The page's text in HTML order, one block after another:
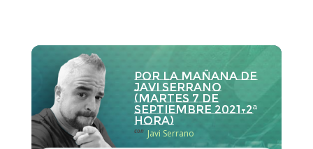
Por la Mañana de
Javi Serrano
(martes 7 de
septiembre 2021-2ª
hora)
con Javi Serrano